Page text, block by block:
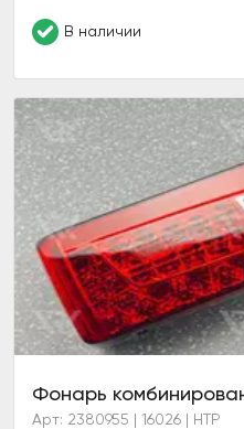
В наличии
Арт: 2380955 | 16026 | HTP